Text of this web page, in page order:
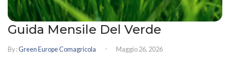
Guida Mensile Del Verde
By : Green Europe Comagricola - Maggio 26, 2026